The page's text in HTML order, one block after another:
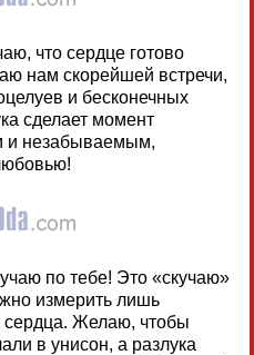
что сердце готово
нам скорейшей встречи,
и бесконечных
сделает момент
и незабываемым,
по тебе! Это «скучаю»
измерить лишь
сердца. Желаю, чтобы
в унисон, а разлука